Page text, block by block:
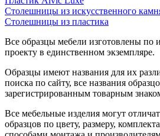
Столешницы из искусственного
Столешницы из пластика
Все образцы мебели изготовлены по
проекту в единственном экземпляре.
Образцы имеют названия для их
поиска по сайту, все названия
зарегистрированным товарным
Все мебельные изделия могут
образцов по цвету, размеру,